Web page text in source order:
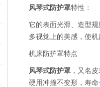
风琴式防护罩特性：
它的表面光滑、造型
多视觉上的美感，使
机床防护罩特点
风琴式防护罩 ，又名
硬用冲撞不变形，寿